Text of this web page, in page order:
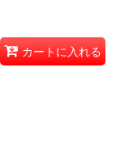
カートに入れる